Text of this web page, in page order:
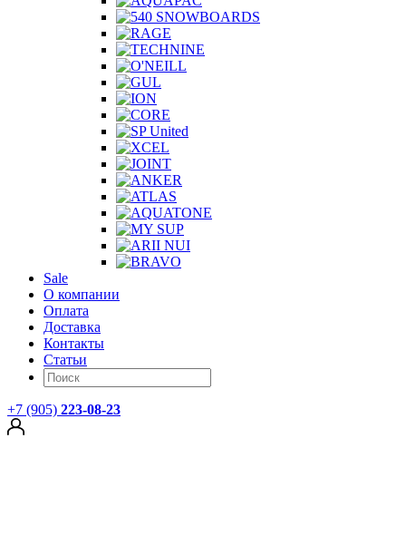
Sale
О компании
Оплата
Доставка
Контакты
Статьи
+7 (905) 223-08-23